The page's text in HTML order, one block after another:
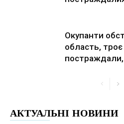
Окупанти
область,
постраждали,
АКТУАЛЬНІ НОВИНИ